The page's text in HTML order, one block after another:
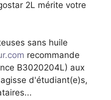
2L mérite votre
sans huile
recommande
B3020204L) aux
d'étudiant(e)s,